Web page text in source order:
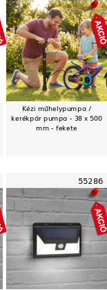
Kézi műhelypumpa /
kerékpár pumpa - 38 x 500
mm - fekete
55286